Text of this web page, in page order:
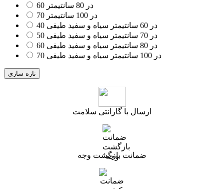
60 در 80 سانتیمتر
70 در 100 سانتیمتر
40 در 60 سانتیمتر سیاه و سفید طیفی
50 در 70 سانتیمتر سیاه و سفید طیفی
60 در 80 سانتیمتر سیاه و سفید طیفی
70 در 100 سانتیمتر سیاه و سفید طیفی
ارسال با گارانتی سلامت
ضمانت بازگشت وجه